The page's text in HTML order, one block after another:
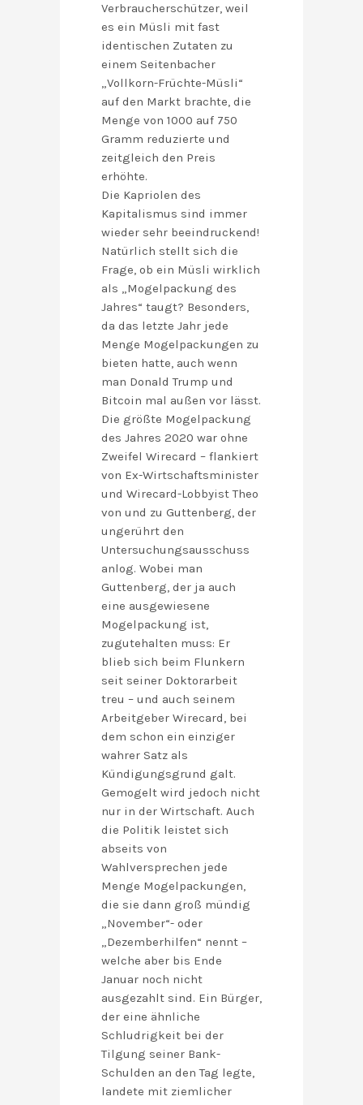
Verbraucherschützer, weil
es ein Müsli mit fast
identischen Zutaten zu
einem Seitenbacher
„Vollkorn-Früchte-Müsli“
auf den Markt brachte, die
Menge von 1000 auf 750
Gramm reduzierte und
zeitgleich den Preis
erhöhte.
Die Kapriolen des
Kapitalismus sind immer
wieder sehr beeindruckend!
Natürlich stellt sich die
Frage, ob ein Müsli wirklich
als „Mogelpackung des
Jahres“ taugt? Besonders,
da das letzte Jahr jede
Menge Mogelpackungen zu
bieten hatte, auch wenn
man Donald Trump und
Bitcoin mal außen vor lässt.
Die größte Mogelpackung
des Jahres 2020 war ohne
Zweifel Wirecard – flankiert
von Ex-Wirtschaftsminister
und Wirecard-Lobbyist Theo
von und zu Guttenberg, der
ungerührt den
Untersuchungsausschuss
anlog. Wobei man
Guttenberg, der ja auch
eine ausgewiesene
Mogelpackung ist,
zugutehalten muss: Er
blieb sich beim Flunkern
seit seiner Doktorarbeit
treu – und auch seinem
Arbeitgeber Wirecard, bei
dem schon ein einziger
wahrer Satz als
Kündigungsgrund galt.
Gemogelt wird jedoch nicht
nur in der Wirtschaft. Auch
die Politik leistet sich
abseits von
Wahlversprechen jede
Menge Mogelpackungen,
die sie dann groß mündig
„November“- oder
„Dezemberhilfen“ nennt –
welche aber bis Ende
Januar noch nicht
ausgezahlt sind. Ein Bürger,
der eine ähnliche
Schludrigkeit bei der
Tilgung seiner Bank-
Schulden an den Tag legte,
landete mit ziemlicher